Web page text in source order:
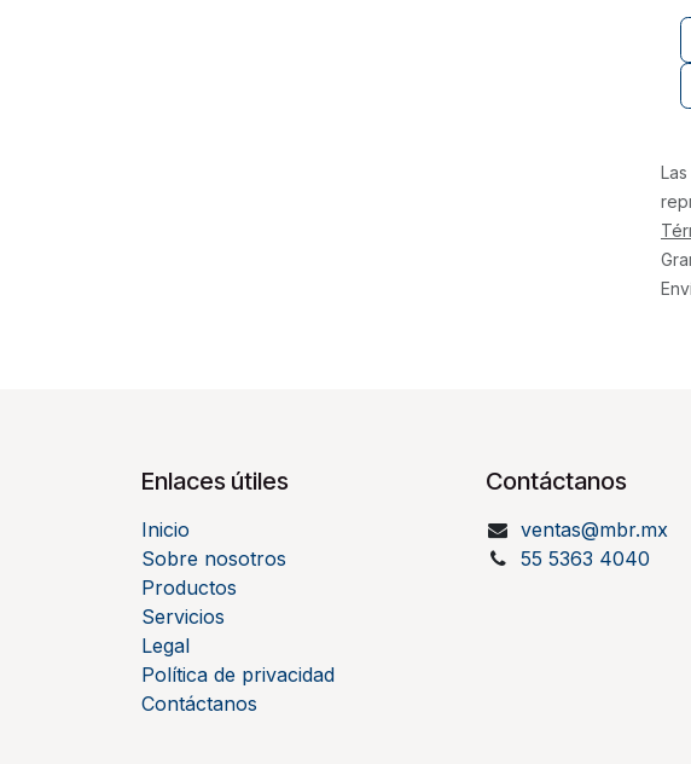
Enlaces útiles
Inicio
Sobre nosotros
Productos
Servicios
Legal
Política de privacidad
Contáctanos
Contáctanos
ventas@mbr.mx
55 5363 4040